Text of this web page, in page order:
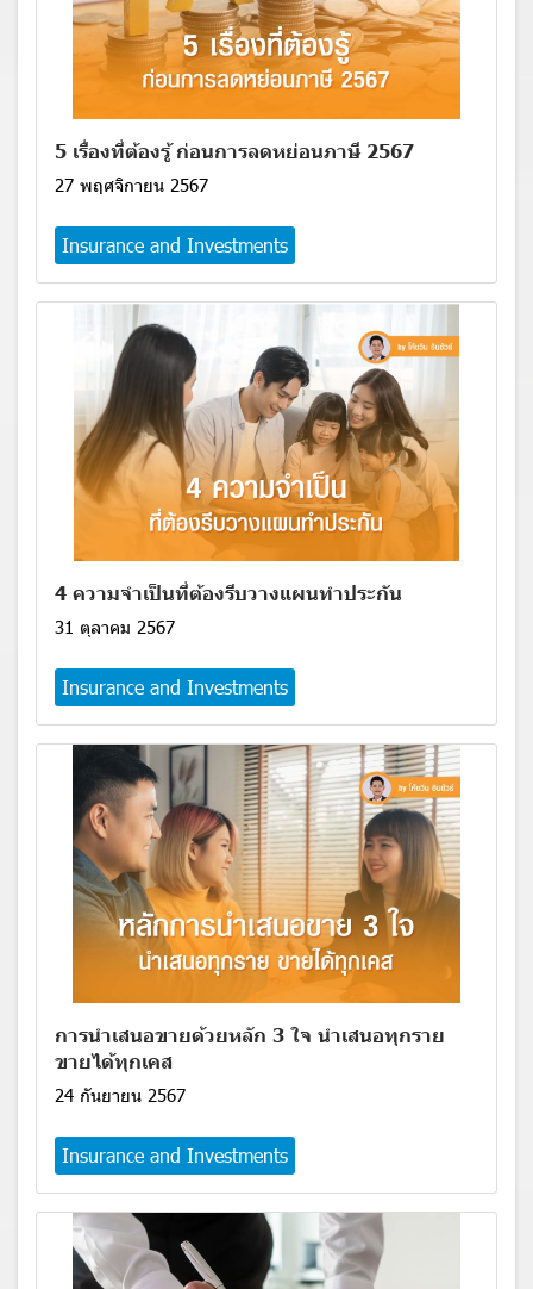
5 เรื่องที่ต้องรู้ ก่อนการลดหย่อนภาษี 2567
27 พฤศจิกายน 2567
Insurance and Investments
4 ความจำเป็นที่ต้องรีบวางแผนทำประกัน
31 ตุลาคม 2567
Insurance and Investments
การนำเสนอขายด้วยหลัก 3 ใจ นำเสนอทุกราย
ขายได้ทุกเคส
24 กันยายน 2567
Insurance and Investments